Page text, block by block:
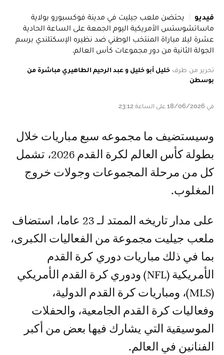
فيديو
يحتضن ملعب جيليت في مدينة فوكسبورو بولاية
ماساتشوستس الأمريكية اليوم الجمعة على الساعة الحادية
عشرة ليلا مباراة المنتخب الوطني ضد نظيره الإسكتلندي برسم
الجولة الثانية من دور مجموعات كأس العالم.
تحرير من طرف خليل أبو خليل و عبد الرحيم الطاهيري مباشرة من
بوسطن
في 18/06/2026 على الساعة 23:12
وسيستضيف ما مجموعه سبع مباريات خلال
بطولة كأس العالم لكرة القدم 2026، تشمل
كل من مرحلة المجموعات وجولات خروج
المغلوب.
على مدار تاريخه الممتد لـ 23 عاما، استضاف
ملعب جيليت مجموعة من الفعاليات الكبرى،
بما في ذلك مباريات دوري كرة القدم
الأمريكية (NFL) ودوري كرة القدم الأمريكي
(MLS)، ومباريات كرة القدم الدولية،
وفعاليات كرة القدم الجامعية، والحفلات
الموسيقية التي يشارك فيها بعض من أكبر
الفنانين في العالم.